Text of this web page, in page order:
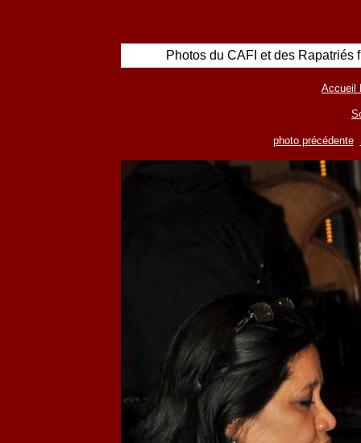
Photos du CAFI et des
Accueil
photo précédente